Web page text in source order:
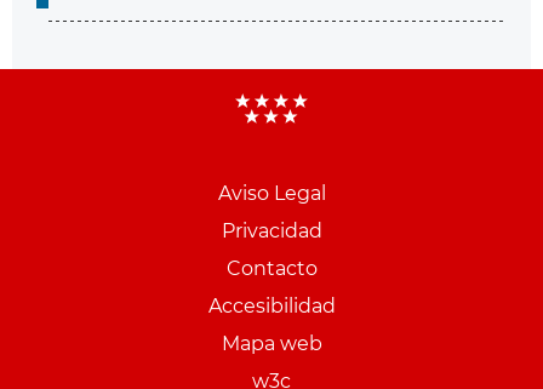
Aviso Legal
Privacidad
Contacto
Accesibilidad
Mapa web
w3c